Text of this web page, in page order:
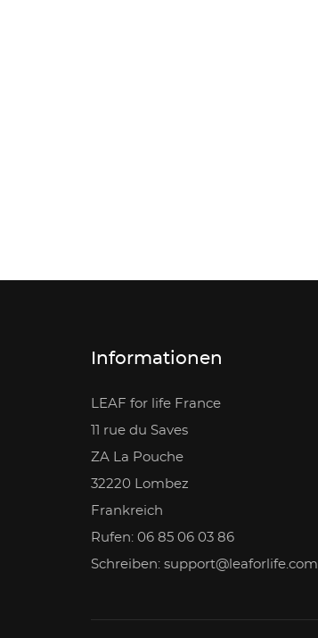
Informationen
LEAF for life France
11 rue du Saves
ZA La Pouche
32220 Lombez
Frankreich
Rufen: 06 85 06 03 86
Schreiben: support@leaforlife.com